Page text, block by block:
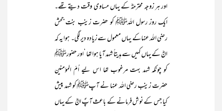
اور ہر زوجہ محترمہؓ کے یہاں مساوی وقت دیتے تھے۔
ایک روز رسول اللہﷺ کو حضرت زینب بنت جحش
رضی اللہ عنہاکے یہاں معمول سے زیادہ دیر لگی۔ ہوا یہ کہ
انؓ کے یہاں کہیں سے ہدیتاً شہد آیا ہوا تھا ‘اور حضورﷺ
کو چونکہ شہد بہت مرغوب تھا اس لیے اُمّ المؤمنین
حضرت زینب رضی اللہ عنہا نے آپﷺ کو شہد پیش
کیا جس کے نوش فرمانے کے باعث آپؐ انؓ کے یہاں